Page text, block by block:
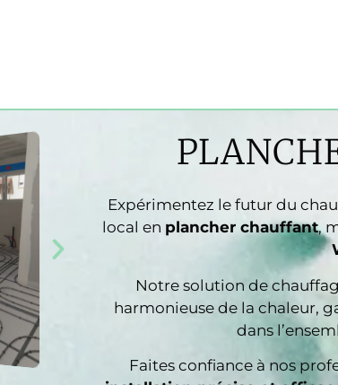
Expérimentez le futur du
local en plancher chauffant,
Notre solution de
harmonieuse de la chaleur,
dans
Faites confiance à nos